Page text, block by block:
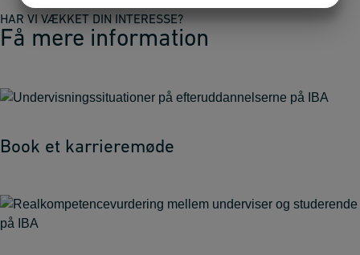
HAR VI VÆKKET DIN INTERESSE?
Få mere information
Book et karrieremøde
MARKETING